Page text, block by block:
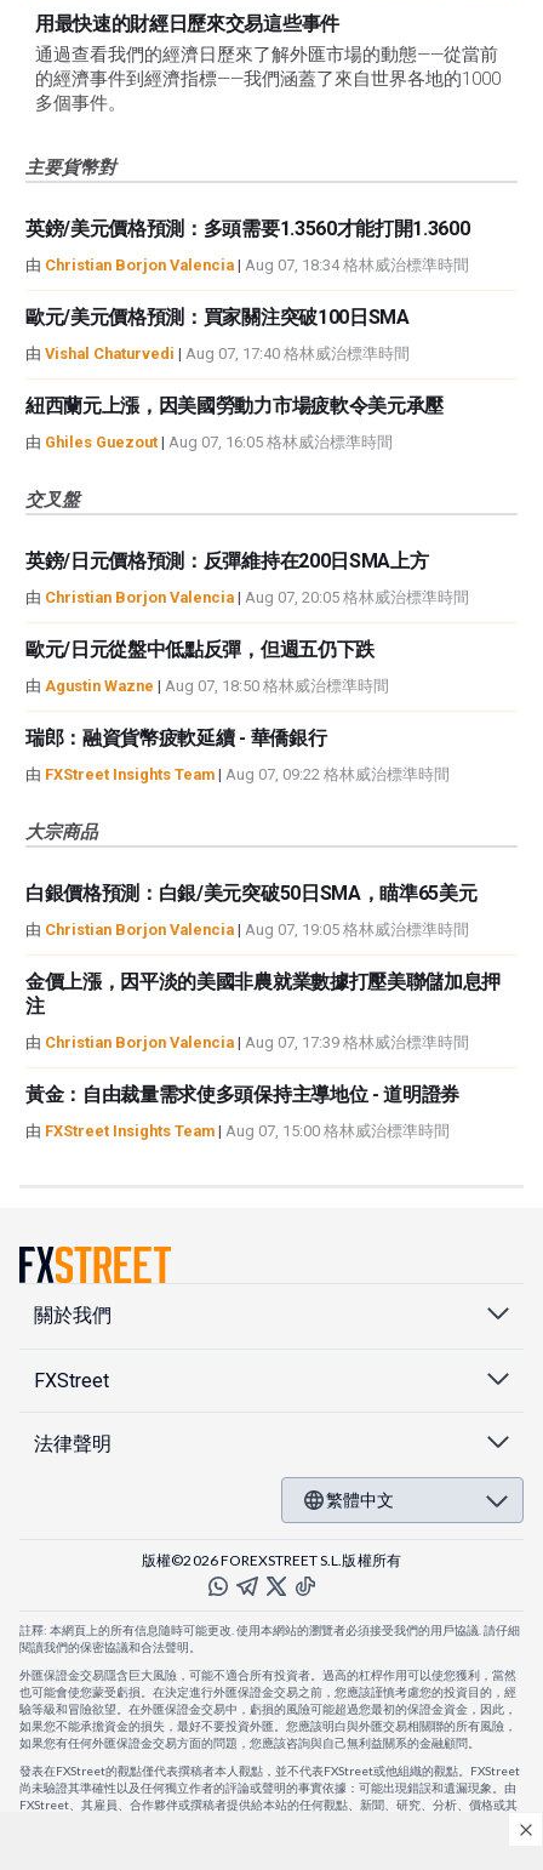
用最快速的財經日歷來交易這些事件
通過查看我們的經濟日歷來了解外匯市場的動態——從當前
的經濟事件到經濟指標——我們涵蓋了來自世界各地的1000
多個事件。
主要貨幣對
英鎊/美元價格預測：多頭需要1.3560才能打開1.3600
由 Christian Borjon Valencia | Aug 07, 18:34 格林威治標準時間
歐元/美元價格預測：買家關注突破100日SMA
由 Vishal Chaturvedi | Aug 07, 17:40 格林威治標準時間
紐西蘭元上漲，因美國勞動力市場疲軟令美元承壓
由 Ghiles Guezout | Aug 07, 16:05 格林威治標準時間
交叉盤
英鎊/日元價格預測：反彈維持在200日SMA上方
由 Christian Borjon Valencia | Aug 07, 20:05 格林威治標準時間
歐元/日元從盤中低點反彈，但週五仍下跌
由 Agustin Wazne | Aug 07, 18:50 格林威治標準時間
瑞郎：融資貨幣疲軟延續 - 華僑銀行
由 FXStreet Insights Team | Aug 07, 09:22 格林威治標準時間
大宗商品
白銀價格預測：白銀/美元突破50日SMA，瞄準65美元
由 Christian Borjon Valencia | Aug 07, 19:05 格林威治標準時間
金價上漲，因平淡的美國非農就業數據打壓美聯儲加息押
注
由 Christian Borjon Valencia | Aug 07, 17:39 格林威治標準時間
黃金：自由裁量需求使多頭保持主導地位 - 道明證券
由 FXStreet Insights Team | Aug 07, 15:00 格林威治標準時間
關於我們
FXStreet
法律聲明
繁體中文
版權©2026 FOREXSTREET S.L.版權所有
註釋: 本網頁上的所有信息隨時可能更改. 使用本網站的瀏覽者必須接受我們的用戶協議. 請仔細
閱讀我們的保密協議和合法聲明。
外匯保證金交易隱含巨大風險，可能不適合所有投資者。過高的杠桿作用可以使您獲利，當然
也可能會使您蒙受虧損。在決定進行外匯保證金交易之前，您應該謹慎考慮您的投資目的，經
驗等級和冒險欲望。在外匯保證金交易中，虧損的風險可能超過您最初的保證金資金，因此，
如果您不能承擔資金的損失，最好不要投資外匯。您應該明白與外匯交易相關聯的所有風險，
如果您有任何外匯保證金交易方面的問題，您應該咨詢與自己無利益關系的金融顧問。
發表在FXStreet的觀點僅代表撰稿者本人觀點，並不代表FXStreet或他組織的觀點。FXStreet
尚未驗證其準確性以及任何獨立作者的評論或聲明的事實依據：可能出現錯誤和遺漏現象。由
FXStreet、其雇員、合作夥伴或撰稿者提供給本站的任何觀點、新聞、研究、分析、價格或其